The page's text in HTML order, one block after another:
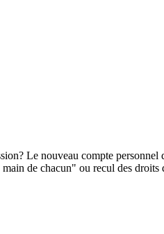
de chacun" ou recul des